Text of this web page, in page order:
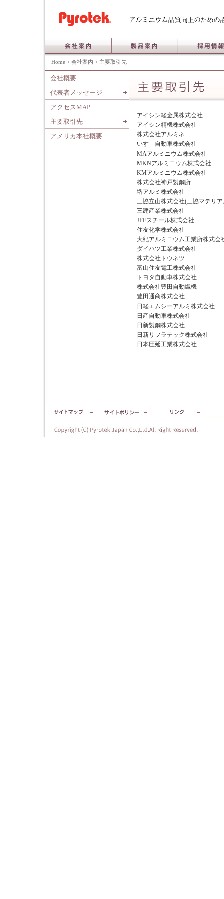
Home > 会社案内 > 主要取引先
会社概要
代表者メッセージ
アクセスMAP
主要取引先
アメリカ本社概要
アイシン軽金属株式会社
アイシン精機株式会社
株式会社アルミネ
いすゞ自動車株式会社
MAアルミニウム株式会社
MKNアルミニウム株式会社
KMアルミニウム株式会社
株式会社神戸製鋼所
堺アルミ株式会社
三協立山株式会社(三協マテリ
三建産業株式会社
JFEスチール株式会社
住友化学株式会社
大紀アルミニウム工業所株式会
ダイハツ工業株式会社
株式会社トウネツ
富山住友電工株式会社
トヨタ自動車株式会社
株式会社豊田自動織機
豊田通商株式会社
日軽エムシーアルミ株式会社
日産自動車株式会社
日新製鋼株式会社
日新リフラテック株式会社
日本圧延工業株式会社